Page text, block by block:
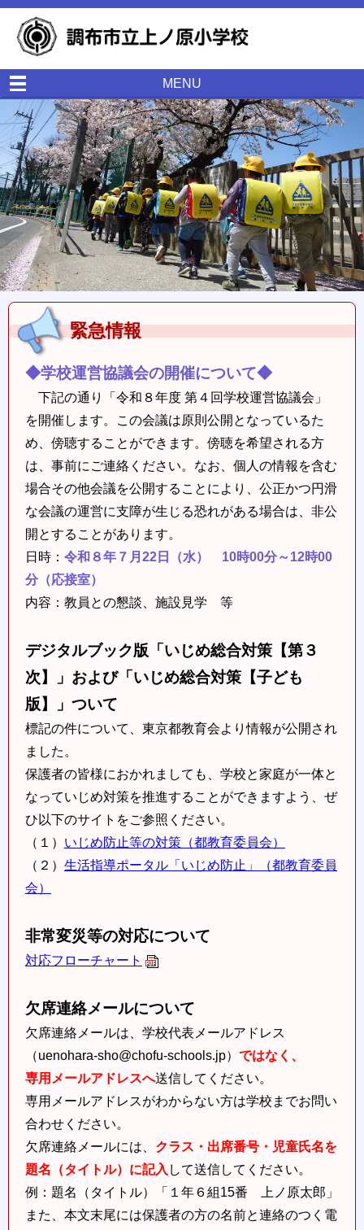
MENU
緊急情報
◆学校運営協議会の開催について◆
下記の通り「令和８年度 第４回学校運営協議会」
を開催します。この会議は原則公開となっているた
め、傍聴することができます。傍聴を希望される方
は、事前にご連絡ください。なお、個人の情報を含む
場合その他会議を公開することにより、公正かつ円滑
な会議の運営に支障が生じる恐れがある場合は、非公
開とすることがあります。
日時： 令和８年７月22日（水） 10時00分～12時00
分 （応接室）
内容：教員との懇談、施設見学 等
デジタルブック版「いじめ総合対策【第３
次】」および「いじめ総合対策【子ども
版】」ついて
標記の件について、東京都教育会より情報が公開され
ました。
保護者の皆様におかれましても、学校と家庭が一体と
なっていじめ対策を推進することができますよう、ぜ
ひ以下のサイトをご参照ください。
（１） いじめ防止等の対策（都教育委員会）
（２） 生活指導ポータル「いじめ防止」（都教育委員
会）
非常変災等の対応について
対応フローチャート
欠席連絡メールについて
欠席連絡メールは、学校代表メールアドレス
（uenohara-sho@chofu-schools.jp） ではなく、
専用メールアドレスへ送信してください。
専用メールアドレスがわからない方は学校までお問い
合わせください。
欠席連絡メールには、 クラス・出席番号・児童氏名を
題名（タイトル）に記入 して送信してください。
例：題名（タイトル）「１年６組15番 上ノ原太郎」
また、本文末尾には保護者の方の名前と連絡のつく電